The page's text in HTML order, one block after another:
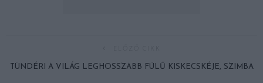
TÜNDÉRI A VILÁG LEGHOSSZABB FÜLŰ KISKECSKÉJE, SZIMBA